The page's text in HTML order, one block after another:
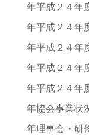
年平成２４
年平成２４年
年平成２４
年平成２４
年平成２４年
年協会事業状
年理事会・研